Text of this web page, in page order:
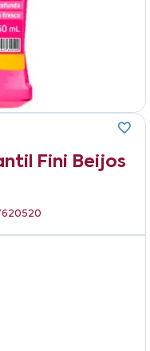
Fini Beijos